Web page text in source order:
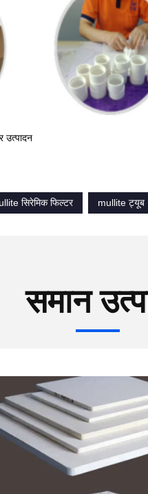
उत्पादन
सिरेमिक फिल्टर mullite ट्यूब
समान